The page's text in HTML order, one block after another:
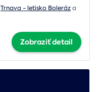
Trnava - letisko Boleráza
Zobraziť detail